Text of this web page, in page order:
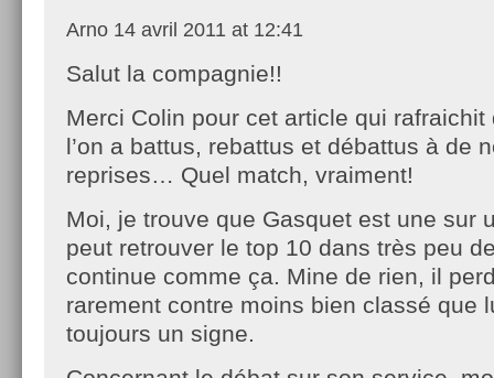
Arno 14 avril 2011 at 12:41
Salut la compagnie!!
Merci Colin pour cet article qui
l’on a battus, rebattus et débattus à de
reprises… Quel match, vraiment!
Moi, je trouve que Gasquet est une sur
peut retrouver le top 10 dans très peu
continue comme ça. Mine de rien, il
rarement contre moins bien classé que
toujours un signe.